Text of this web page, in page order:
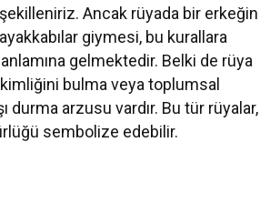
Ancak rüyada bir erkeğin
giymesi, bu kurallara
gelmektedir. Belki de rüya
bulma veya toplumsal
durma arzusu vardır. Bu tür rüyalar,
sembolize edebilir.